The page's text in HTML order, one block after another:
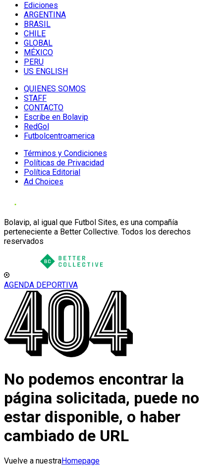
Ediciones
ARGENTINA
BRASIL
CHILE
GLOBAL
MÉXICO
PERU
US ENGLISH
QUIENES SOMOS
STAFF
CONTACTO
Escribe en Bolavip
RedGol
Futbolcentroamerica
Términos y Condiciones
Políticas de Privacidad
Política Editorial
Ad Choices
Bolavip, al igual que Futbol Sites, es una compañía
perteneciente a Better Collective. Todos los derechos
reservados
AGENDA DEPORTIVA
No podemos encontrar la
página solicitada, puede no
estar disponible, o haber
cambiado de URL
Vuelve a nuestraHomepage